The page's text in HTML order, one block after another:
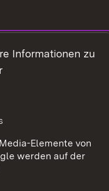
Informationen zu
Elemente von
werden auf der